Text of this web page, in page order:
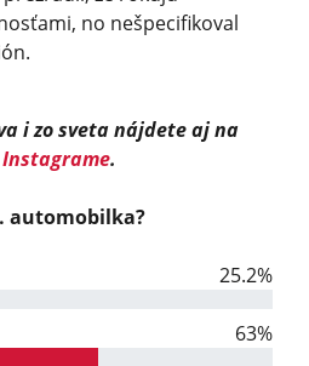
no nešpecifikoval
i zo sveta nájdete aj na
Instagrame.
automobilka?
25.2%
63%